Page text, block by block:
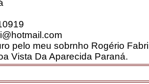
pelo meu sobrnho Rogério Fabri
Vista Da Aparecida Paraná.